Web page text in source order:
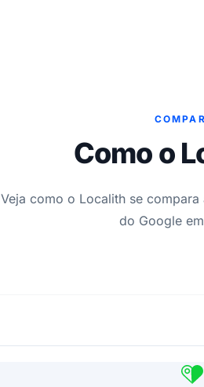
Como o
Veja como o Localith se
do Google